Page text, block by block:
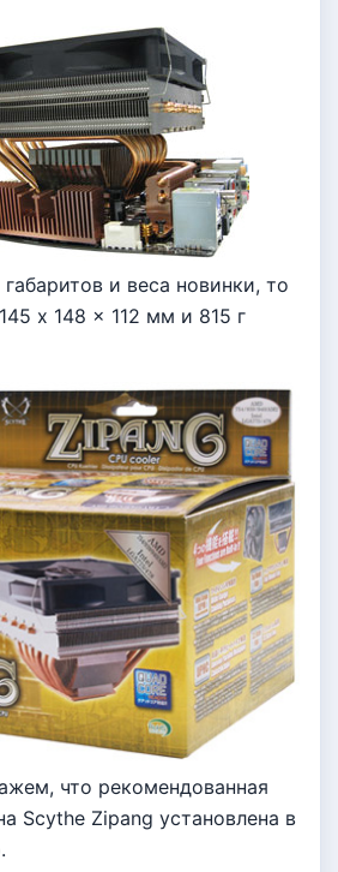
и веса новинки, то
x 148 x 112 мм и 815 г
что рекомендованная
Scythe Zipang установлена в